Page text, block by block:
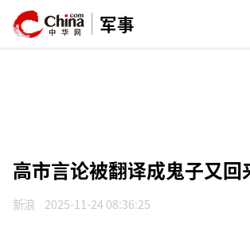
军事
高市言论被翻译成鬼子又回
新浪 2025-11-24 08:36:25